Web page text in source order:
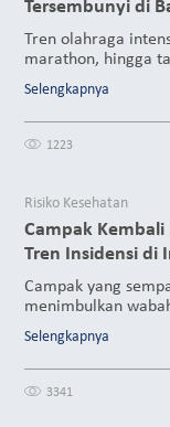
Tersembunyi di
Ekstrem
Tren olahraga
marathon, hingga
identitas generasi
semangat hidup
diapresiasi itu,
Selengkapnya
1223
Risiko Kesehatan
Campak
Tren Insidensi di
Potensi Wabah di
Mendatang
Campak yang
menimbulkan
meningkat pada
hingga awal tahun
kasus ini
Selengkapnya
3341